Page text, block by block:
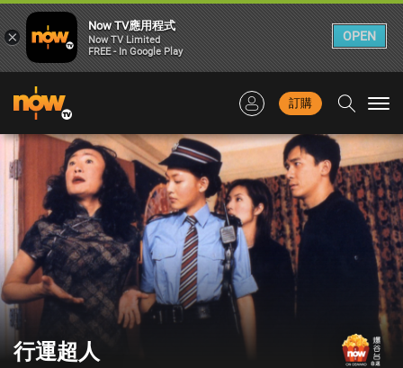
訂購
行運超人
×
Now TV應用程式
Now TV Limited
FREE - In Google Play
OPEN